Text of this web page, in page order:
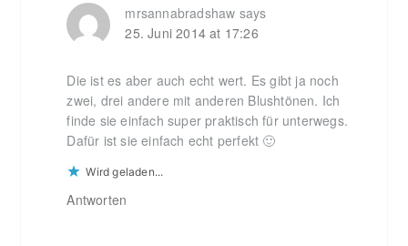
mrsannabradshaw says
25. Juni 2014 at 17:26
Die ist es aber auch echt wert. Es gibt ja noch
zwei, drei andere mit anderen Blushtönen. Ich
finde sie einfach super praktisch für unterwegs.
Dafür ist sie einfach echt perfekt 🙂
Wird geladen...
Antworten